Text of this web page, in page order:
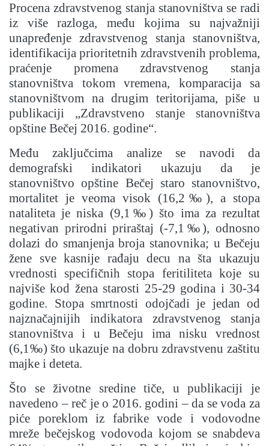
Procena zdravstvenog stanja stanovništva se radi
iz više razloga, među kojima su najvažniji
unapređenje zdravstvenog stanja stanovništva,
identifikacija prioritetnih zdravstvenih problema,
praćenje promena zdravstvenog stanja
stanovništva tokom vremena, komparacija sa
stanovništvom na drugim teritorijama, piše u
publikaciji „Zdravstveno stanje stanovništva
opštine Bečej 2016. godine“.
Među zaključcima analize se navodi da
demografski indikatori ukazuju da je
stanovništvo opštine Bečej staro stanovništvo,
mortalitet je veoma visok (16,2‰), a stopa
nataliteta je niska (9,1‰) što ima za rezultat
negativan prirodni priraštaj (-7,1‰), odnosno
dolazi do smanjenja broja stanovnika; u Bečeju
žene sve kasnije rađaju decu na šta ukazuju
vrednosti specifičnih stopa feritiliteta koje su
najviše kod žena starosti 25-29 godina i 30-34
godine. Stopa smrtnosti odojčadi je jedan od
najznačajnijih indikatora zdravstvenog stanja
stanovništva i u Bečeju ima nisku vrednost
(6,1‰) što ukazuje na dobru zdravstvenu zaštitu
majke i deteta.
Što se životne sredine tiče, u publikaciji je
navedeno – reč je o 2016. godini – da se voda za
piće poreklom iz fabrike vode i vodovodne
mreže bečejskog vodovoda kojom se snabdeva